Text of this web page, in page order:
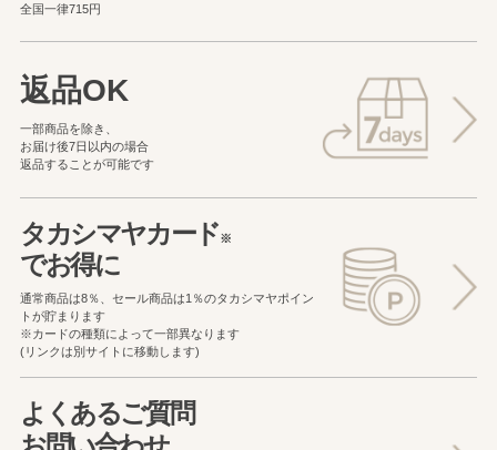
全国一律715円
返品OK
一部商品を除き、
お届け後7日以内の場合
返品することが可能です
タカシマヤカード※
でお得に
通常商品は8％、セール商品は1％のタカシマヤポイン
トが貯まります
※カードの種類によって一部異なります
(リンクは別サイトに移動します)
よくあるご質問